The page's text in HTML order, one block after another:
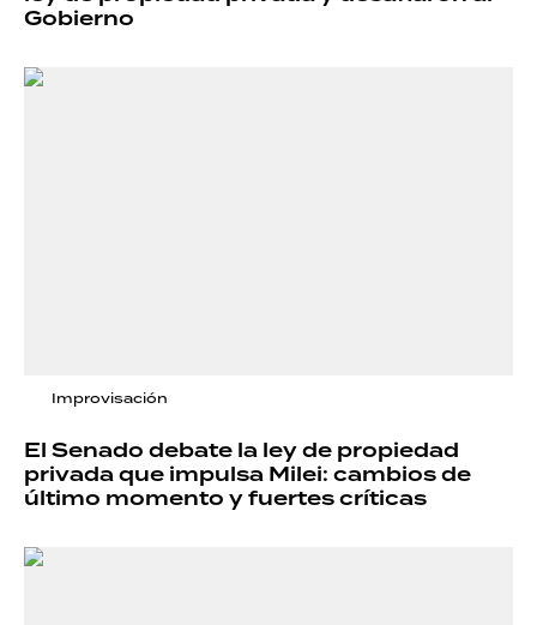
Gobierno
Improvisación
El Senado debate la ley de propiedad
privada que impulsa Milei: cambios de
último momento y fuertes críticas